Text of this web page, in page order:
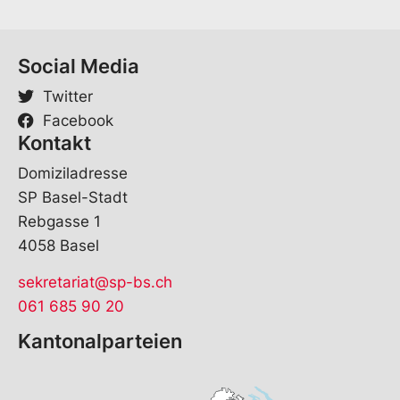
Social Media
Twitter
Facebook
Kontakt
Domiziladresse
SP Basel-Stadt
Rebgasse 1
4058 Basel
sekretariat@sp-bs.ch
061 685 90 20
Kantonalparteien